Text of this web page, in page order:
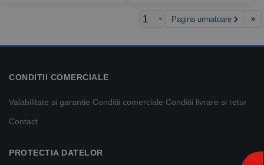
Pagina urmatoare
CONDITII COMERCIALE
Valabilitate si garantie Conditii comerciale Conditii livrare si retur
Contact
PROTECTIA DATELOR